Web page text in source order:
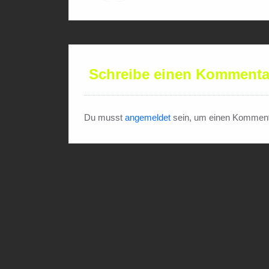
Schreibe einen
Du musst angemeldet sein, um einen